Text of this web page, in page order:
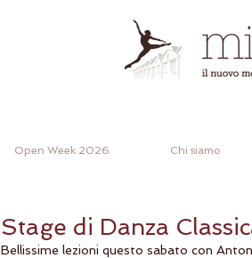
Open Week 2026 Chi siamo
Stage di Danza
Bellissime lezioni questo sabato con